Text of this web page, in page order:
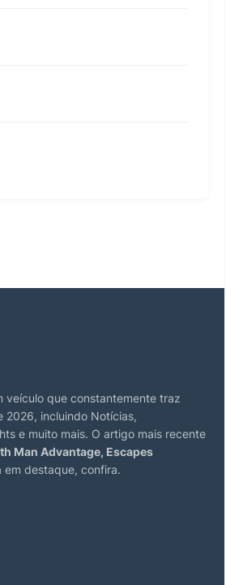
veículo que constantemente traz
2026, incluindo Notícias,
e muito mais. O artigo mais recente
Man Advantage, Escapes
em destaque, confira.